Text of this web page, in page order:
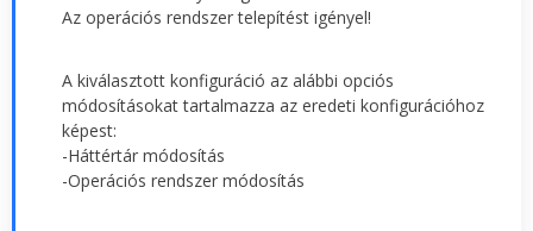
Az operációs rendszer telepítést igényel!
A kiválasztott konfiguráció az alábbi opciós
módosításokat tartalmazza az eredeti konfigurációhoz
képest:
-Háttértár módosítás
-Operációs rendszer módosítás